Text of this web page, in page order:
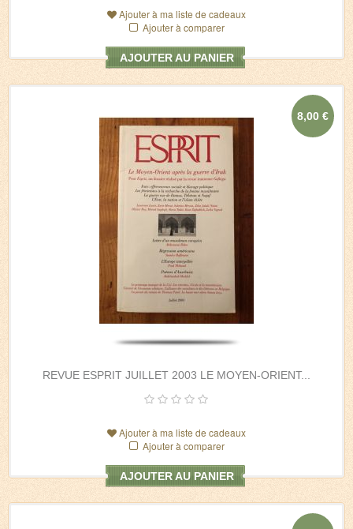
Ajouter à ma liste de cadeaux
Ajouter à comparer
AJOUTER AU PANIER
REVUE ESPRIT JUILLET 2003 LE MOYEN-ORIENT...
8,00 €
Ajouter à ma liste de cadeaux
Ajouter à comparer
AJOUTER AU PANIER